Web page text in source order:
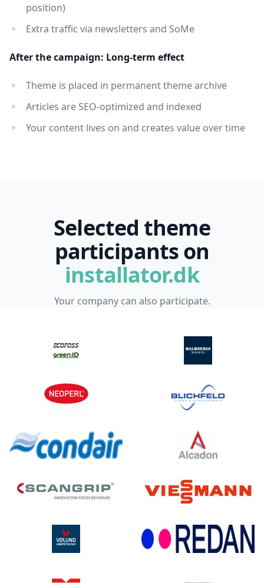
position)
Extra traffic via newsletters and SoMe
After the campaign: Long-term effect
Theme is placed in permanent theme archive
Articles are SEO-optimized and indexed
Your content lives on and creates value over time
Selected theme
participants on
installator.dk
Your company can also participate.